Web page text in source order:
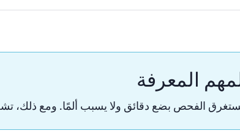
المعرفة
الفحص بضع دقائق ولا يسبب ألمًا. ومع ذلك،